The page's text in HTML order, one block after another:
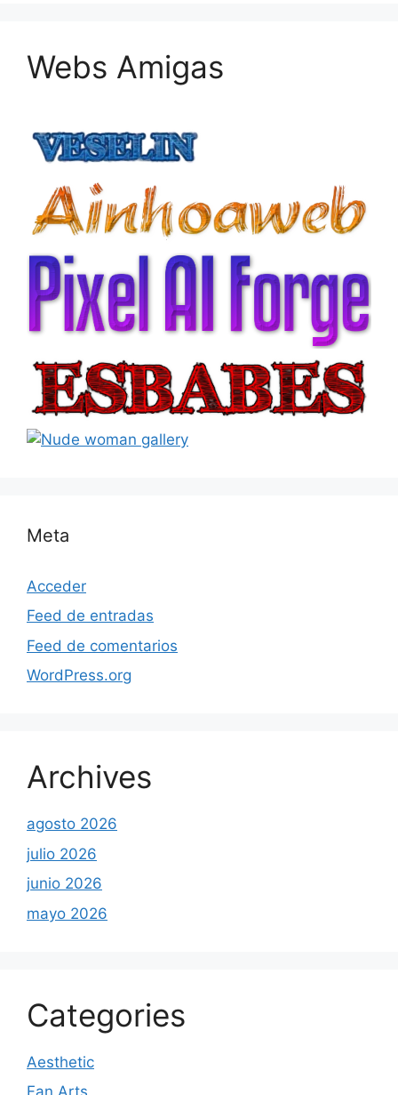
Webs Amigas
Meta
Acceder
Feed de entradas
Feed de comentarios
WordPress.org
Archives
agosto 2026
julio 2026
junio 2026
mayo 2026
Categories
Aesthetic